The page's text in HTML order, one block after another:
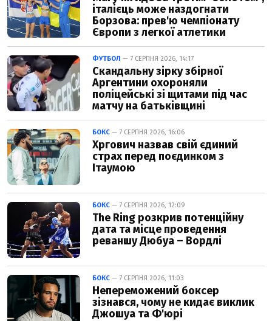
італієць може наздогнати
Борзова: прев'ю чемпіонату
Європи з легкої атлетики
ФУТБОЛ — 7 СЕРПНЯ 2026, 14:17
Скандальну зірку збірної
Аргентини охороняли
поліцейські зі щитами під час
матчу на батьківщині
БОКС — 7 СЕРПНЯ 2026, 16:06
Хргович назвав свій єдиний
страх перед поєдинком з
Ітаумою
БОКС — 7 СЕРПНЯ 2026, 12:09
The Ring розкрив потенційну
дата та місце проведення
реваншу Дюбуа – Вордлі
БОКС — 7 СЕРПНЯ 2026, 11:03
Непереможений боксер
зізнався, чому не кидає виклик
Джошуа та Ф'юрі